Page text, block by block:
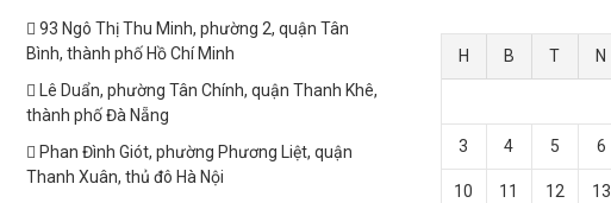
93 Ngô Thị Thu Minh, phường 2, quận Tân
Bình, thành phố Hồ Chí Minh
Lê Duẩn, phường Tân Chính, quận Thanh Khê,
thành phố Đà Nẵng
Phan Đình Giót, phường Phương Liệt, quận
Thanh Xuân, thủ đô Hà Nội
H B T N
3 4 5 6
10 11 12 13